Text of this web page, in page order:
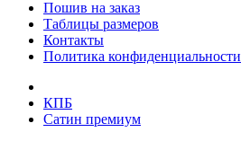
Пошив на заказ
Таблицы размеров
Контакты
Политика конфиденциальности
КПБ
Сатин премиум